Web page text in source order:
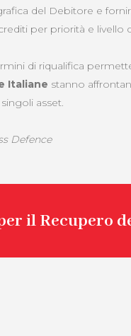
del Debitore e
per priorità e livello
di riqualifica
Italiane stanno
asset.
Defence
il Recupero